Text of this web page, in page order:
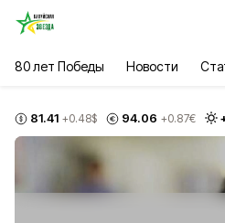
80 лет Победы Новости
81.41 +0.48$ 94.06 +0.87€